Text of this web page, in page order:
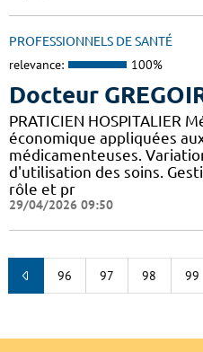
PROFESSIONNELS DE SANTÉ
relevance: 100%
Docteur
PRATICIEN HOSPITALIER
économique appliquées
médicamenteuses.
d'utilisation des soins.
rôle et pr
29/04/2026 09:50
96 97 98 99